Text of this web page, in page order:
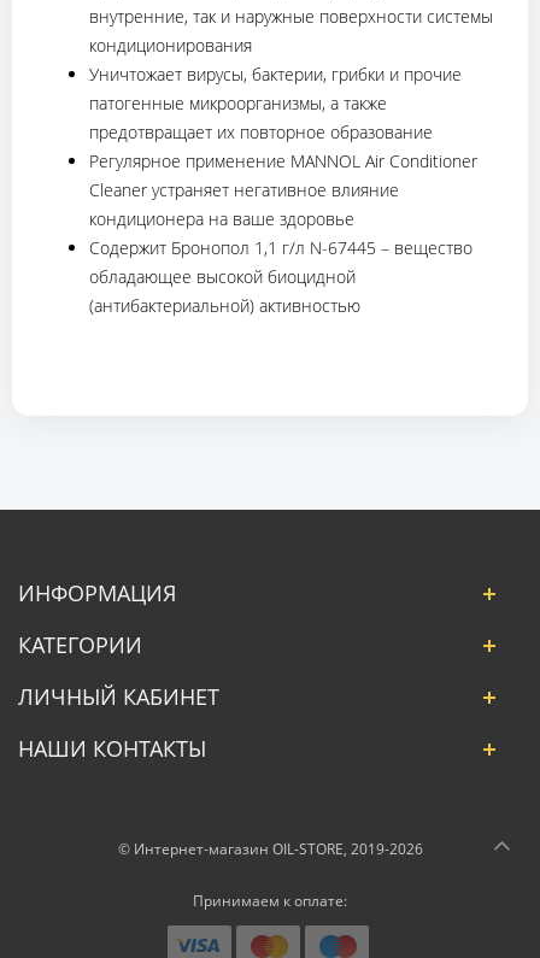
внутренние, так и наружные поверхности системы
кондиционирования
Уничтожает вирусы, бактерии, грибки и прочие
патогенные микроорганизмы, а также
предотвращает их повторное образование
Регулярное применение MANNOL Air Conditioner
Cleaner устраняет негативное влияние
кондиционера на ваше здоровье
Содержит Бронопол 1,1 г/л N-67445 – вещество
обладающее высокой биоцидной
(антибактериальной) активностью
ИНФОРМАЦИЯ
КАТЕГОРИИ
ЛИЧНЫЙ КАБИНЕТ
НАШИ КОНТАКТЫ
© Интернет-магазин OIL-STORE, 2019-2026
Принимаем к оплате: